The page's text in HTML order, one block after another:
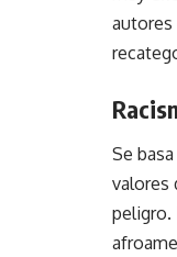
autores
Se
valores
peligro.